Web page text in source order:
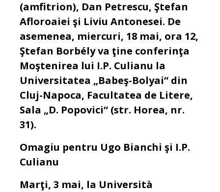
(amfitrion), Dan Petrescu, Ştefan
Afloroaiei şi Liviu Antonesei. De
asemenea, miercuri, 18 mai, ora 12,
Ştefan Borbély va ţine conferinţa
Moştenirea lui I.P. Culianu la
Universitatea „Babeş-Bolyai“ din
Cluj-Napoca, Facultatea de Litere,
Sala „D. Popovici“ (str. Horea, nr.
31).
Omagiu pentru Ugo Bianchi şi I.P.
Culianu
Marţi, 3 mai, la Università